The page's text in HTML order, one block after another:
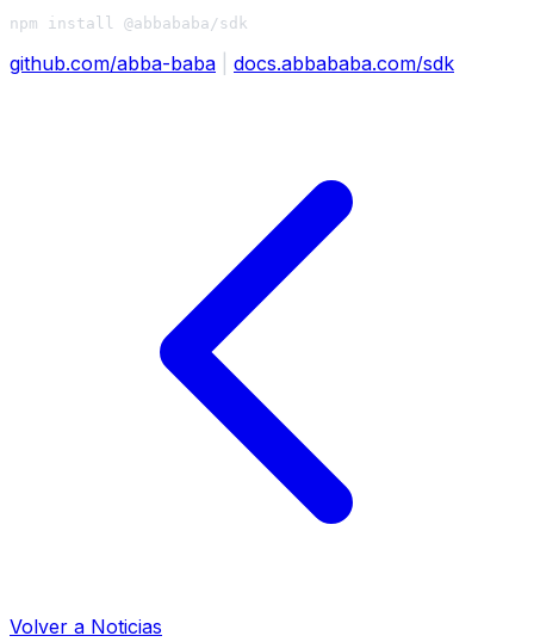
github.com/abba-baba docs.abbababa.com/sdk
Volver a Noticias